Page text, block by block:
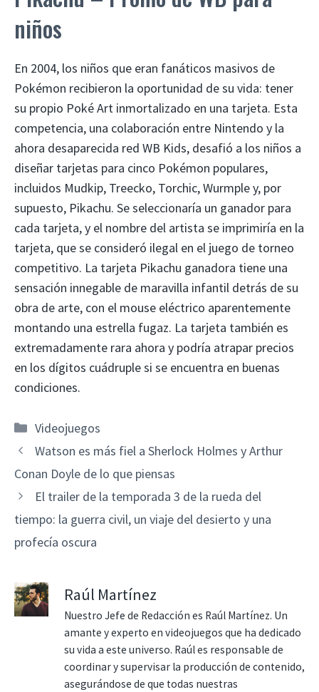
niños
En 2004, los niños que eran fanáticos masivos de
Pokémon recibieron la oportunidad de su vida: tener
su propio Poké Art inmortalizado en una tarjeta. Esta
competencia, una colaboración entre Nintendo y la
ahora desaparecida red WB Kids, desafió a los niños a
diseñar tarjetas para cinco Pokémon populares,
incluidos Mudkip, Treecko, Torchic, Wurmple y, por
supuesto, Pikachu. Se seleccionaría un ganador para
cada tarjeta, y el nombre del artista se imprimiría en la
tarjeta, que se consideró ilegal en el juego de torneo
competitivo. La tarjeta Pikachu ganadora tiene una
sensación innegable de maravilla infantil detrás de su
obra de arte, con el mouse eléctrico aparentemente
montando una estrella fugaz. La tarjeta también es
extremadamente rara ahora y podría atrapar precios
en los dígitos cuádruple si se encuentra en buenas
condiciones.
Categorías
Videojuegos
Watson es más fiel a Sherlock Holmes y Arthur
Conan Doyle de lo que piensas
El trailer de la temporada 3 de la rueda del
tiempo: la guerra civil, un viaje del desierto y una
profecía oscura
Raúl Martínez
Nuestro Jefe de Redacción es Raúl Martínez. Un
amante y experto en videojuegos que ha dedicado
su vida a este universo. Raúl es responsable de
coordinar y supervisar la producción de contenido,
asegurándose de que todas nuestras